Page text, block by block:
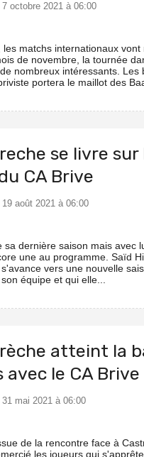
octobre 2021 à 06:00
les matchs internationaux
de novembre, la tournée
nombreux intéressants. Les
portera le maillot des
se livre
CA Brive
août 2021 à 06:00
sa dernière saison mais avec
une au programme. Saïd
vers une nouvelle
équipe et qui elle...
atteint la
avec le CA Brive
mai 2021 à 06:00
de la rencontre face à
les joueurs qui